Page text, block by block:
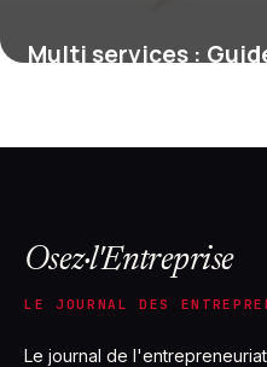
Multi services :
Osez·l'Entreprise
LE JOURNAL DES
Le journal de